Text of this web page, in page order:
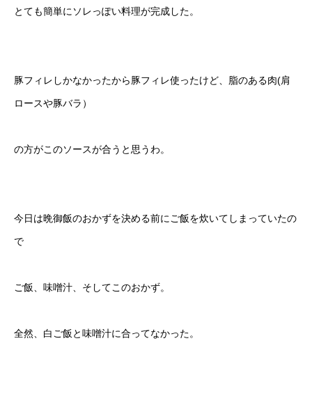
とても簡単にソレっぽい料理が完成した。
豚フィレしかなかったから豚フィレ使ったけど、脂のある肉(肩
ロースや豚バラ）
の方がこのソースが合うと思うわ。
今日は晩御飯のおかずを決める前にご飯を炊いてしまっていたの
で
ご飯、味噌汁、そしてこのおかず。
全然、白ご飯と味噌汁に合ってなかった。